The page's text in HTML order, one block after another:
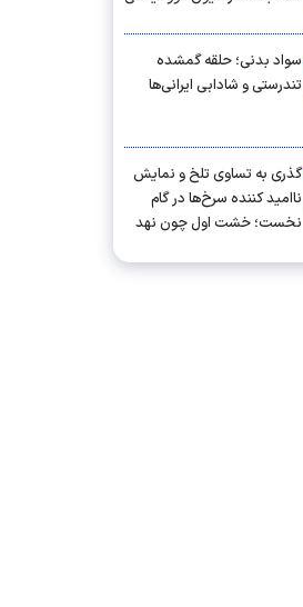
سواد بدنی؛ حلقه گمشده
تندرستی و شادابی ایرانی‌ها
گذری به تساوی تلخ و نمایش
ناامید کننده سرخ‌ها در گام
نخست؛ خشت اول چون نهد